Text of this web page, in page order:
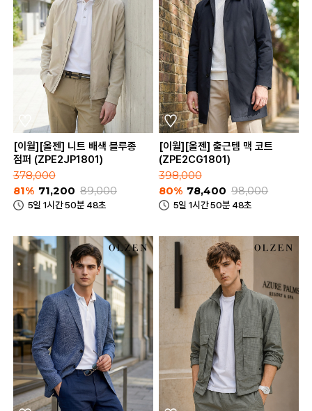
[이월][올젠] 니트 배색 블루종
점퍼 (ZPE2JP1801)
378,000
81% 71,200 89,000
5일 1시간 50분 48초
[이월][올젠] 출근템 맥 코트
(ZPE2CG1801)
398,000
80% 78,400 98,000
5일 1시간 50분 48초